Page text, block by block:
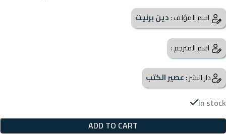
اسم المؤلف :دين برنيت
اسم المترجم :
دار النشر :عصير الكتب
In stock
ADD TO CART